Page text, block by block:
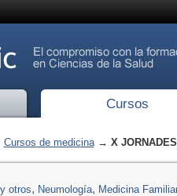
Cursos
Cursos de medicina→ X JORNADES
otros, Neumología, Medicina